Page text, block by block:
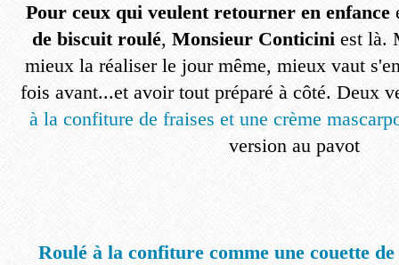
Pour ceux qui veulent retourner en enfance
de biscuit roulé, Monsieur Conticiniest là.
mieux la réaliser le jour même, mieux vaut
fois avant...et avoir tout préparé à côté. Deux
à la confiture de fraises et une crème
version au pavot
Roulé à la confiture comme une couette